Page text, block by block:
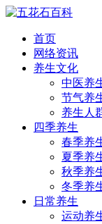
首页
网络资讯
养生文化
中医养
节气养
养生人
四季养生
春季养
夏季养
秋季养
冬季养
日常养生
运动养